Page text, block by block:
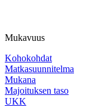
Mukavuus
Kohokohdat
Matkasuunnitelma
Mukana
Majoituksen taso
UKK